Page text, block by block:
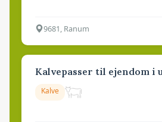
9681, Ranum
Kalvepasser til ejendom i
Kalve